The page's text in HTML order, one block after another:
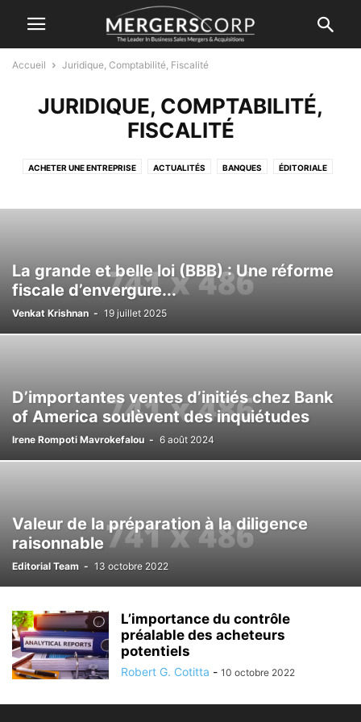
Accueil Juridique, Comptabilité, Fiscalité
JURIDIQUE, COMPTABILITÉ,
FISCALITÉ
ACHETER UNE ENTREPRISE ACTUALITÉS BANQUES ÉDITORIALE
JURIDIQUE, COMPTABILITÉ, FISCALITÉ M&A M&A SPORTIVES
La grande et belle loi (BBB) : Une réforme
fiscale d’envergure...
Venkat Krishnan - 19 juillet 2025
D’importantes ventes d’initiés chez Bank
of America soulèvent des inquiétudes
Irene Rompoti Mavrokefalou - 6 août 2024
Valeur de la préparation à la diligence
raisonnable
Editorial Team - 13 octobre 2022
L’importance du contrôle
préalable des acheteurs
potentiels
Robert G. Cotitta - 10 octobre 2022